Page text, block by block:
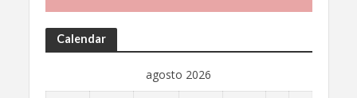
Calendar
agosto 2026